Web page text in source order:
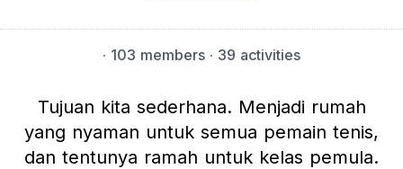
· 103 members · 39 activities
Tujuan kita sederhana. Menjadi rumah
yang nyaman untuk semua pemain tenis,
dan tentunya ramah untuk kelas pemula.